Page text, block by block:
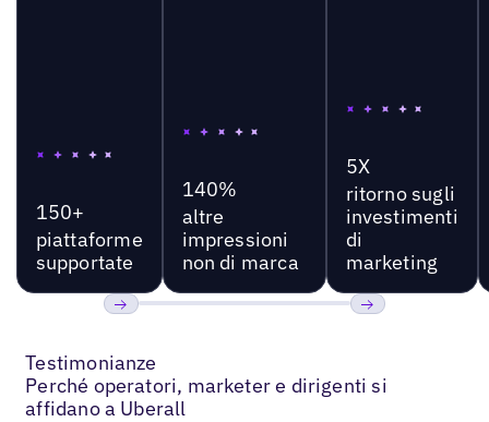
150+
piattaforme
supportate
140%
altre
impressioni
non di marca
5X
ritorno sugli
investimenti
di
marketing
Testimonianze
Perché operatori, marketer e dirigenti si
affidano a Uberall